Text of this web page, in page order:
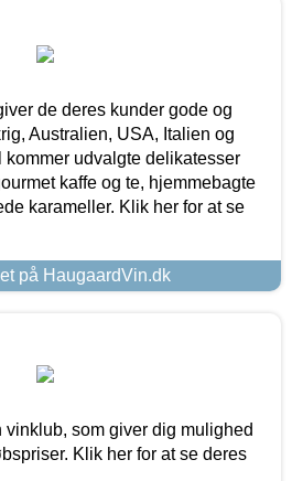
de deres kunder gode og
Australien, USA, Italien og
kommer udvalgte delikatesser
kaffe og te, hjemmebagte
karameller. Klik her for at se
på HaugaardVin.dk
som giver dig mulighed
Klik her for at se deres